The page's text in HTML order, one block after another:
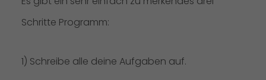
Schritte Programm:
1) Schreibe alle deine Aufgaben auf.